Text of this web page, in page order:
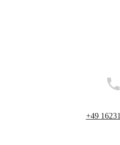
+49